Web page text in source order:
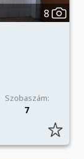
8
Szobaszám:
7